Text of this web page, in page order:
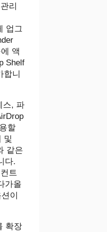
리
업그
액
Shelf
합니
스, 파
할
및
같은
다.
트
가올
이
확장